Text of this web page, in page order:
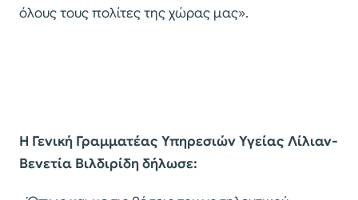
όλους τους πολίτες της χώρας μας».
Η Γενική Γραμματέας Υπηρεσιών Υγείας Λίλιαν-
Βενετία Βιλδιρίδη δήλωσε: